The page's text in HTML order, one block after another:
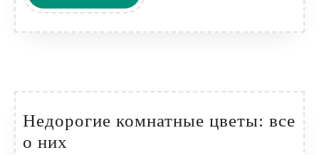
ДАЛЕЕ
Недорогие комнатные цветы: все
о них